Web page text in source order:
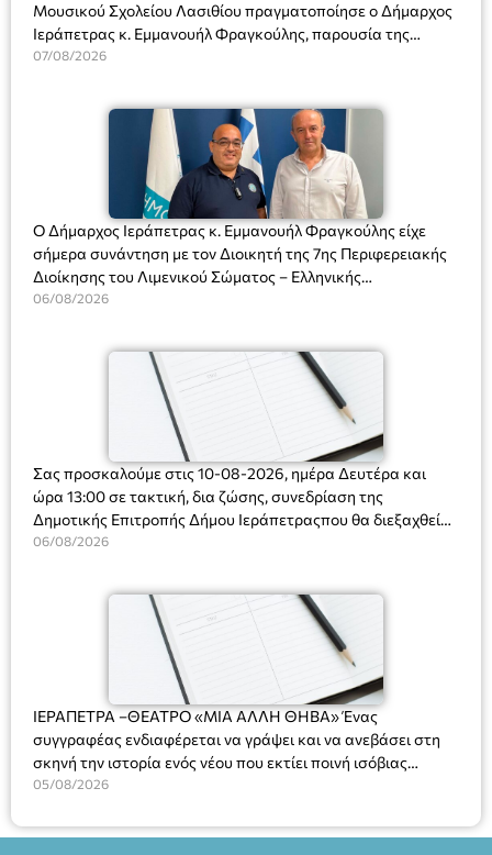
Μουσικού Σχολείου Λασιθίου πραγματοποίησε ο Δήμαρχος
Ιεράπετρας κ. Εμμανουήλ Φραγκούλης, παρουσία της
Διευθύντριας του σχολείου κας Μαριάννας Χαΐτα.
07/08/2026
Ο Δήμαρχος Ιεράπετρας κ. Εμμανουήλ Φραγκούλης είχε
σήμερα συνάντηση με τον Διοικητή της 7ης Περιφερειακής
Διοίκησης του Λιμενικού Σώματος – Ελληνικής
Ακτοφυλακής (Λ.Σ.-ΕΛ.ΑΚΤ.), Αρχιπλοίαρχο Λ.Σ. κ. Ιωάννη
06/08/2026
Σας προσκαλούμε στις 10-08-2026, ημέρα Δευτέρα και
ώρα 13:00 σε τακτική, δια ζώσης, συνεδρίαση της
Δημοτικής Επιτροπής Δήμου Ιεράπετραςπου θα διεξαχθεί
στο Δημοτικό Κατάστημα, Δημοκρατίας 31 στην αίθουσα
και λήψη αποφάσεων στα παρακάτω θέματα:
06/08/2026
ΙΕΡΑΠΕΤΡΑ –ΘΕΑΤΡΟ «ΜΙΑ ΑΛΛΗ ΘΗΒΑ» Ένας
συγγραφέας ενδιαφέρεται να γράψει και να ανεβάσει στη
σκηνή την ιστορία ενός νέου που εκτίει ποινή ισόβιας
κάθειρξης για πατροκτονία. Ένα πολυβραβευμένο έργο για
ασθένεια, τον ερωτισμό. Ένα έργο αινιγματικό, συγκινητικό,
05/08/2026